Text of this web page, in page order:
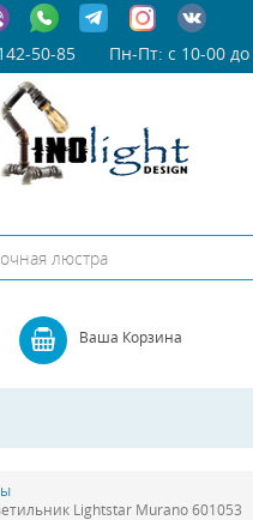
50-85 Пн-Пт: с 10-00
Ваша Корзина
Lightstar Murano 601053